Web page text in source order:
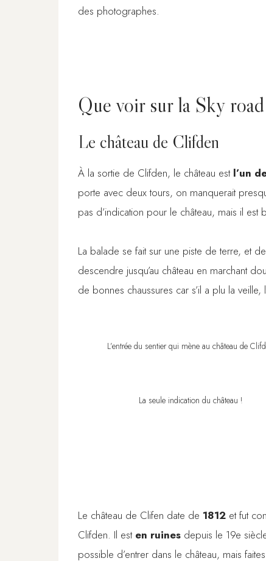
des photographes.
Que voir sur la Sky
Le château de Clifden
À la sortie de Clifden, le château est l’un
porte avec deux tours, on manquerait
pas d’indication pour le château, mais il
La balade se fait sur une piste de terre, et
descendre jusqu’au château en marchant
de bonnes chaussures car s’il a plu la
L’entrée du sentier qui mène au château de
La seule indication du château !
Le château de Clifen date de 1812 et fut
Clifden. Il est en ruines depuis le 19e
possible d’entrer dans le château, mais